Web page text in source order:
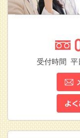
受付時間 平